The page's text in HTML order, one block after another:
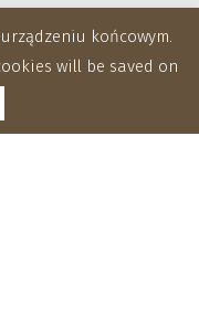
końcowym.
will be saved on